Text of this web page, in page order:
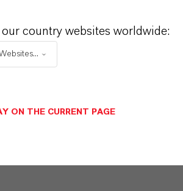
country websites worldwide:
ON THE CURRENT PAGE